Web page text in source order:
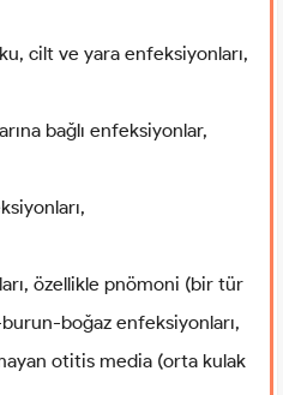
cilt ve yara enfeksiyonları,
bağlı enfeksiyonlar,
özellikle pnömoni (bir tür
boğaz enfeksiyonları,
otitis media (orta kulak